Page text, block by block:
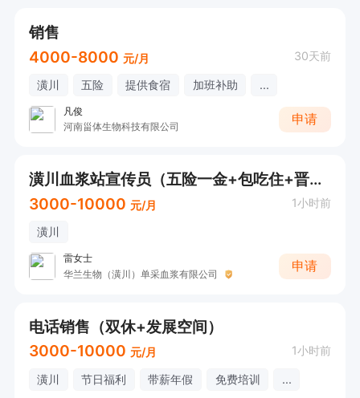
销售
4000-8000 元/月 30天前
潢川 五险 提供食宿 加班补助 ...
凡俊
河南甾体生物科技有限公司
申请
潢川血浆站宣传员（五险一金+包吃住+晋升空间）
3000-10000 元/月 1小时前
潢川
雷女士
华兰生物（潢川）单采血浆有限公司
申请
电话销售（双休+发展空间）
3000-10000 元/月 1小时前
潢川 节日福利 带薪年假 免费培训 ...